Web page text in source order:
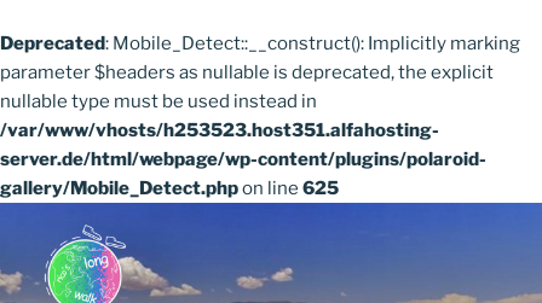
Deprecated: Mobile_Detect::__construct(): Implicitly marking
parameter $headers as nullable is deprecated, the explicit
nullable type must be used instead in
/var/www/vhosts/h253523.host351.alfahosting-
server.de/html/webpage/wp-content/plugins/polaroid-
gallery/Mobile_Detect.phpon line 625
springen